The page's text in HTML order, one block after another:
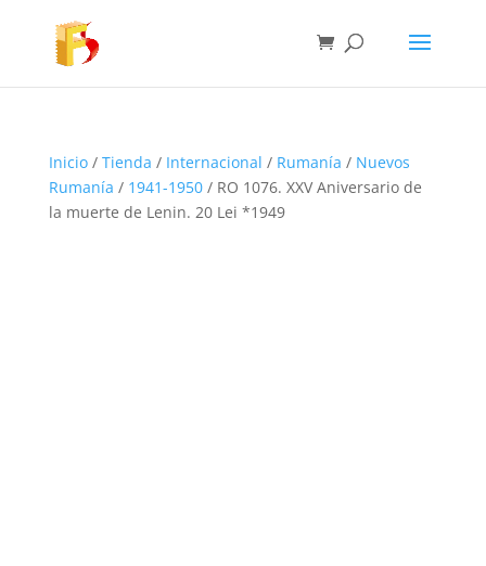
Inicio/ Tienda / Internacional / Rumanía / Nuevos
Rumanía / 1941-1950/ RO 1076. XXV Aniversario de
la muerte de Lenin. 20 Lei *1949